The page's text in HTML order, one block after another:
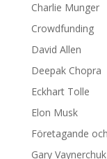
Charlie Munger
Crowdfunding
David Allen
Deepak Chopra
Eckhart Tolle
Elon Musk
Företagande
Gary Vaynerchuk